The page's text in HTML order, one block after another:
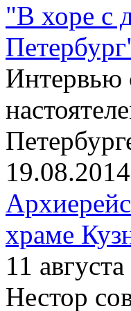
"В хоре с
Интервью
19.08.2014
храме
11
Нестор